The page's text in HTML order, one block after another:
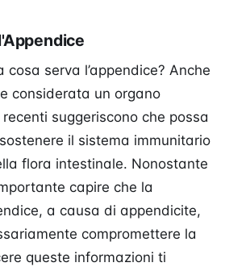
serva l’appendice? Anche
considerata un organo
suggeriscono che possa
il sistema immunitario
flora intestinale. Nonostante
capire che la
a causa di appendicite,
compromettere la
queste informazioni ti